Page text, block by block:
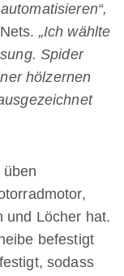
„Ich wählte
Spider
hölzernen
und Löcher hat.
befestigt
sodass